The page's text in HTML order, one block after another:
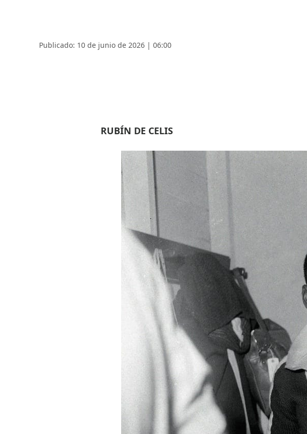
Publicado: 10 de junio de 2026 | 06:00
RUBÍN DE CELIS